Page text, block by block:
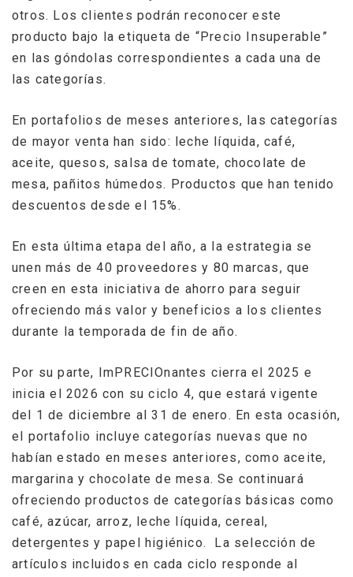
otros. Los clientes podrán reconocer este
producto bajo la etiqueta de “Precio Insuperable”
en las góndolas correspondientes a cada una de
las categorías.
En portafolios de meses anteriores, las categorías
de mayor venta han sido: leche líquida, café,
aceite, quesos, salsa de tomate, chocolate de
mesa, pañitos húmedos. Productos que han tenido
descuentos desde el 15%.
En esta última etapa del año, a la estrategia se
unen más de 40 proveedores y 80 marcas, que
creen en esta iniciativa de ahorro para seguir
ofreciendo más valor y beneficios a los clientes
durante la temporada de fin de año.
Por su parte, ImPRECIOnantes cierra el 2025 e
inicia el 2026 con su ciclo 4, que estará vigente
del 1 de diciembre al 31 de enero. En esta ocasión,
el portafolio incluye categorías nuevas que no
habían estado en meses anteriores, como aceite,
margarina y chocolate de mesa. Se continuará
ofreciendo productos de categorías básicas como
café, azúcar, arroz, leche líquida, cereal,
detergentes y papel higiénico. La selección de
artículos incluidos en cada ciclo responde al